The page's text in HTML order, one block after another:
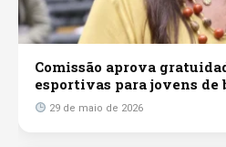
Comissão aprova
esportivas para jovens de
29 de maio de 2026